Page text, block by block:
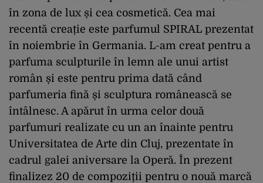
în zona de lux și cea cosmetică. Cea mai
recentă creație este parfumul SPIRAL prezentat
în noiembrie în Germania. L-am creat pentru a
parfuma sculpturile în lemn ale unui artist
român și este pentru prima dată când
parfumeria fină și sculptura românească se
întâlnesc. A apărut în urma celor două
parfumuri realizate cu un an înainte pentru
Universitatea de Arte din Cluj, prezentate în
cadrul galei aniversare la Operă. În prezent
finalizez 20 de compoziții pentru o nouă marcă